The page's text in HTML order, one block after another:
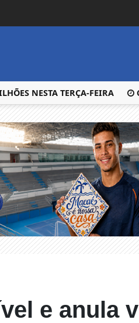
NESTA TERÇA-FEIRA
e anula